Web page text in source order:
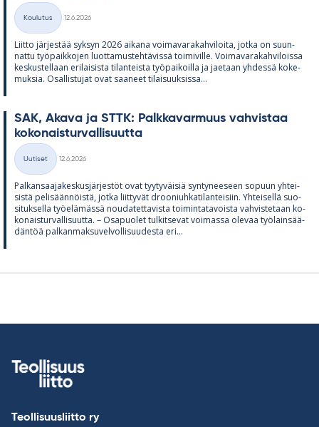
Kategoriat
Koulutus
12.6.2026
Liitto jär­jes­tää syk­syn 2026 ai­kana voi­ma­va­ra­kah­vi­loita, jotka on suun­
nattu työ­paik­ko­jen luot­ta­mus­teh­tä­vissä toi­mi­ville. Voi­ma­va­ra­kah­vi­loissa
kes­kus­tel­laan eri­lai­sista ti­lan­teista työ­pai­koilla ja jae­taan yh­dessä ko­ke­
muk­sia. Osal­lis­tu­jat ovat saa­neet ti­lai­suuk­sissa...
SAK, Akava ja STTK: Palk­ka­var­muus vah­vis­taa
ko­ko­nais­tur­val­li­suutta
Kategoriat
Uutiset
12.6.2026
Pal­kan­saa­ja­kes­kus­jär­jes­töt ovat tyy­ty­väi­siä syn­ty­nee­seen so­puun yh­tei­
sistä pe­li­sään­nöistä, jotka liit­ty­vät droo­niuh­ka­ti­lan­tei­siin. Yh­tei­sellä suo­
si­tuk­sella työ­elä­mässä nou­da­tet­ta­vista toi­min­ta­ta­voista vah­vis­te­taan ko­
ko­nais­tur­val­li­suutta. – Os­a­puo­let tul­kit­se­vat voi­massa ole­vaa työ­lain­sää­
dän­töä pal­kan­mak­su­vel­vol­li­suu­desta eri...
Teollisuusliitto ry